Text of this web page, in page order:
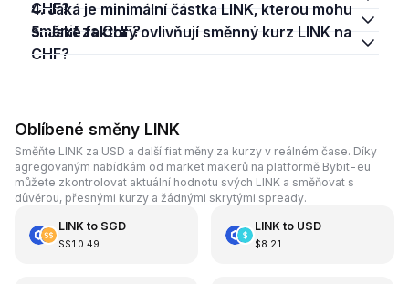
CHF?
4. Jaká je minimální částka LINK, kterou mohu
směnit za CHF?
5. Jaké faktory ovlivňují směnný kurz LINK na
CHF?
Oblíbené směny LINK
Směňte LINK za USD a další fiat měny za kurzy v reálném čase. Díky
agregovaným nabídkám od market makerů na platformě Bybit-eu
můžete zkontrolovat aktuální hodnotu svých LINK a směňovat s
důvěrou, přesnými kurzy a žádnými skrytými spready.
LINKto SGD
S$10.49
LINKto USD
$8.21